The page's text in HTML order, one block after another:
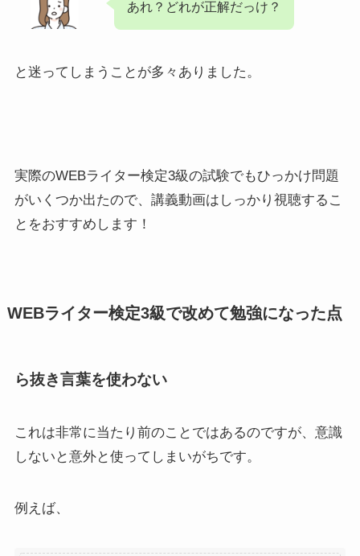
あれ？どれが正解だっけ？
と迷ってしまうことが多々ありました。
実際のWEBライター検定3級の試験でもひっかけ問題
がいくつか出たので、講義動画はしっかり視聴するこ
とをおすすめします！
WEBライター検定3級で改めて勉強になった点
ら抜き言葉を使わない
これは非常に当たり前のことではあるのですが、意識
しないと意外と使ってしまいがちです。
例えば、